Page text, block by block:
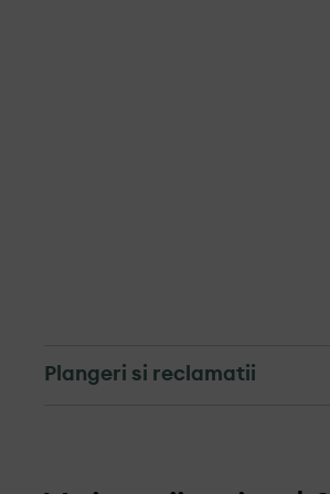
Plangeri si reclamatii